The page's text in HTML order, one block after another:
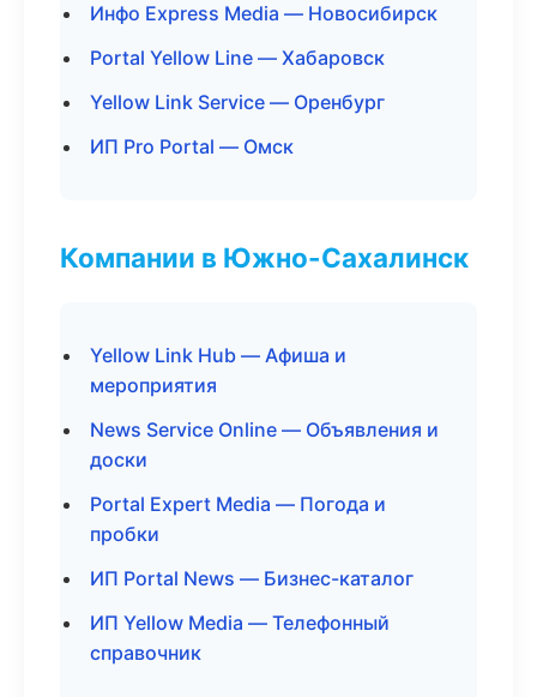
Инфо Express Media — Новосибирск
Portal Yellow Line — Хабаровск
Yellow Link Service — Оренбург
ИП Pro Portal — Омск
Компании в Южно-Сахалинск
Yellow Link Hub — Афиша и
мероприятия
News Service Online — Объявления и
доски
Portal Expert Media — Погода и
пробки
ИП Portal News — Бизнес-каталог
ИП Yellow Media — Телефонный
справочник